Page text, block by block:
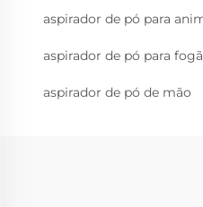
aspirador de pó para
aspirador de pó para
aspirador de pó de mão